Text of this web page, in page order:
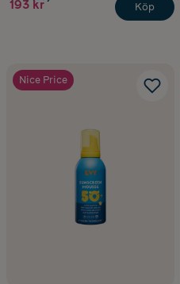
193 kr Köp
Nice Price